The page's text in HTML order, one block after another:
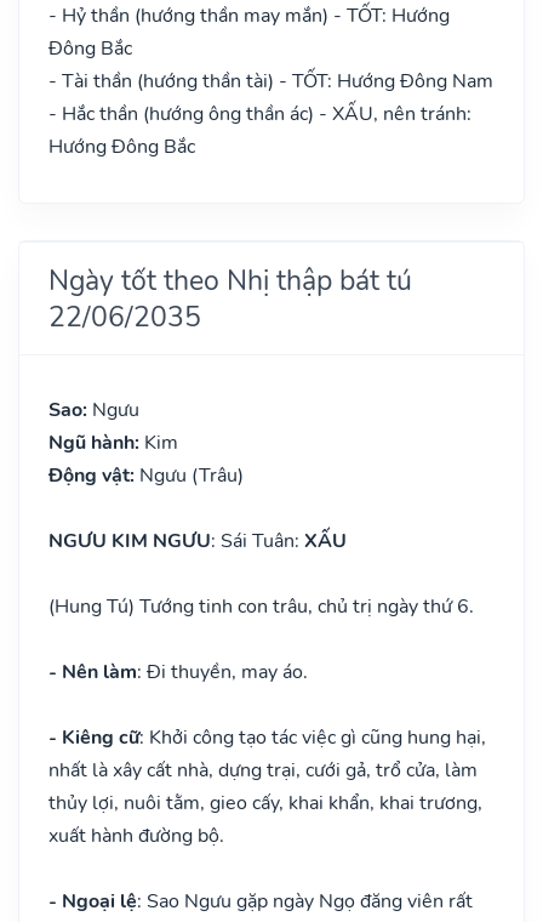
- Hỷ thần (hướng thần may mắn) - TỐT: Hướng
Đông Bắc
- Tài thần (hướng thần tài) - TỐT: Hướng Đông Nam
- Hắc thần (hướng ông thần ác) - XẤU, nên tránh:
Hướng Đông Bắc
Ngày tốt theo Nhị thập bát tú
22/06/2035
Sao: Ngưu
Ngũ hành: Kim
Động vật: Ngưu (Trâu)
NGƯU KIM NGƯU: Sái Tuân: XẤU
(Hung Tú) Tướng tinh con trâu, chủ trị ngày thứ 6.
- Nên làm: Đi thuyền, may áo.
- Kiêng cữ: Khởi công tạo tác việc gì cũng hung hại,
nhất là xây cất nhà, dựng trại, cưới gả, trổ cửa, làm
thủy lợi, nuôi tằm, gieo cấy, khai khẩn, khai trương,
xuất hành đường bộ.
- Ngoại lệ: Sao Ngưu gặp ngày Ngọ đăng viên rất